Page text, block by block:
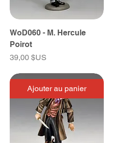
WoD060 - M. Hercule
Poirot
Prix
39,00 $US
Ajouter au panier